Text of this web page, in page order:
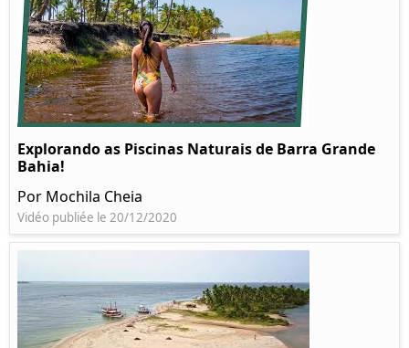
Explorando as Piscinas Naturais de Barra Grande
Bahia!
Por Mochila Cheia
Vidéo publiée le 20/12/2020